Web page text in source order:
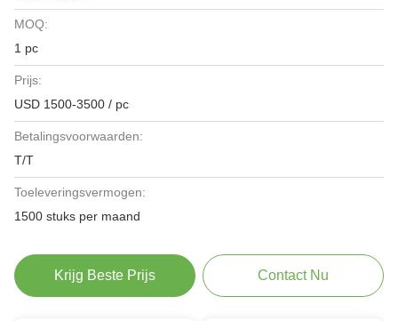
MOQ:
1 pc
Prijs:
USD 1500-3500 / pc
Betalingsvoorwaarden:
T/T
Toeleveringsvermogen:
1500 stuks per maand
Krijg Beste Prijs Contact Nu